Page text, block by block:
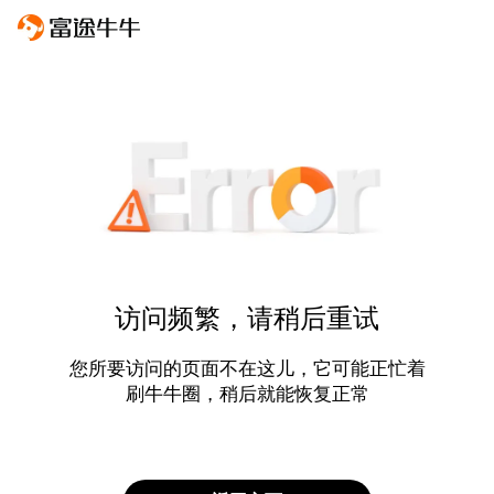
访问频繁，请稍后重试
您所要访问的页面不在这儿，它可能正忙着
刷牛牛圈，稍后就能恢复正常